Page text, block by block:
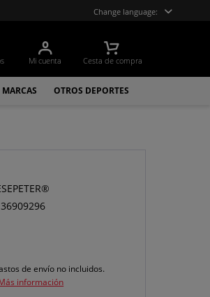
Change language:
Mi cuenta Cesta de compra
MARCAS OTROS DEPORTES
de envío no incluidos.
información